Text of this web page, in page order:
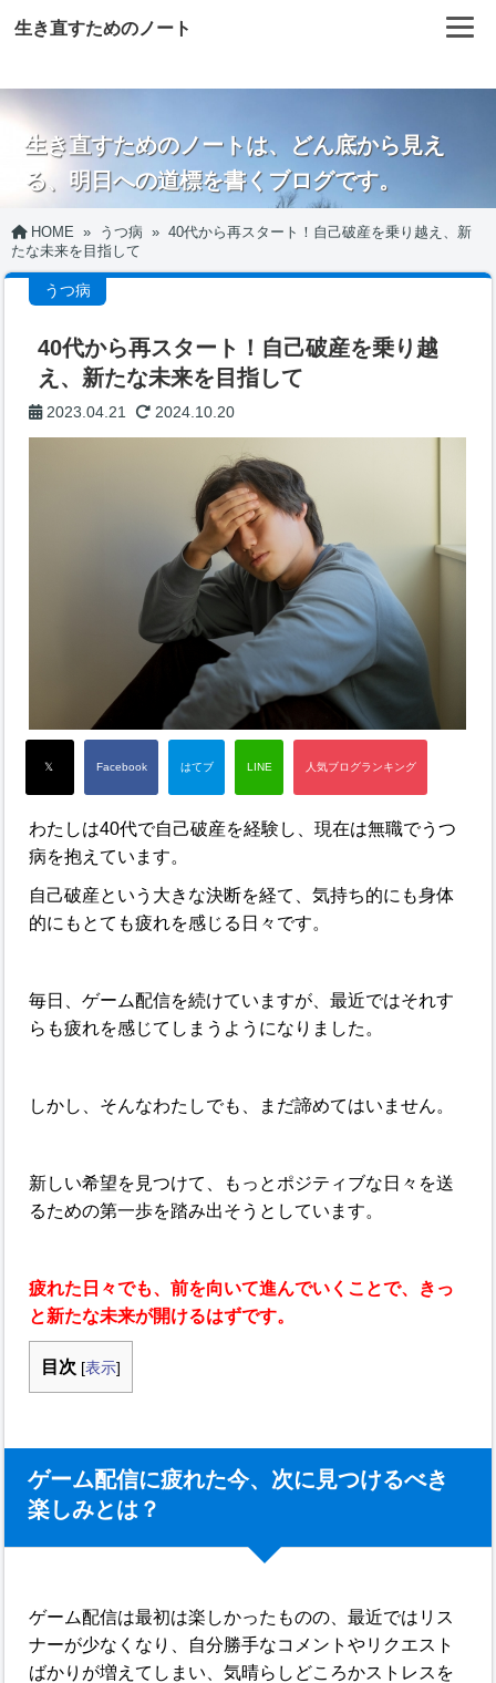
生き直すためのノート
生き直すためのノートは、どん底から見え
る、明日への道標を書くブログです。
HOME » うつ病 » 40代から再スタート！自己破産を乗り越え、新
たな未来を目指して
うつ病
40代から再スタート！自己破産を乗り越
え、新たな未来を目指して
2023.04.21 2024.10.20
わたしは40代で自己破産を経験し、現在は無職でうつ
病を抱えています。
自己破産という大きな決断を経て、気持ち的にも身体
的にもとても疲れを感じる日々です。
毎日、ゲーム配信を続けていますが、最近ではそれす
らも疲れを感じてしまうようになりました。
しかし、そんなわたしでも、まだ諦めてはいません。
新しい希望を見つけて、もっとポジティブな日々を送
るための第一歩を踏み出そうとしています。
疲れた日々でも、前を向いて進んでいくことで、きっ
と新たな未来が開けるはずです。
目次 [表示]
ゲーム配信に疲れた今、次に見つけるべき
楽しみとは？
ゲーム配信は最初は楽しかったものの、最近ではリス
ナーが少なくなり、自分勝手なコメントやリクエスト
ばかりが増えてしまい、気晴らしどころかストレスを